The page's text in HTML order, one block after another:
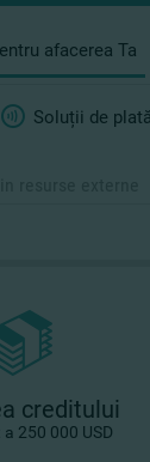
afacerea Ta
Soluții de plată
creditului
250 000 USD